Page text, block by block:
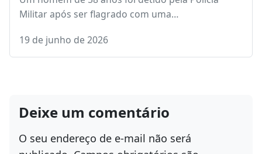
Um homem de 58 anos foi detido pela Polícia
Militar após ser flagrado com uma…
19 de junho de 2026
Deixe um comentário
O seu endereço de e-mail não será